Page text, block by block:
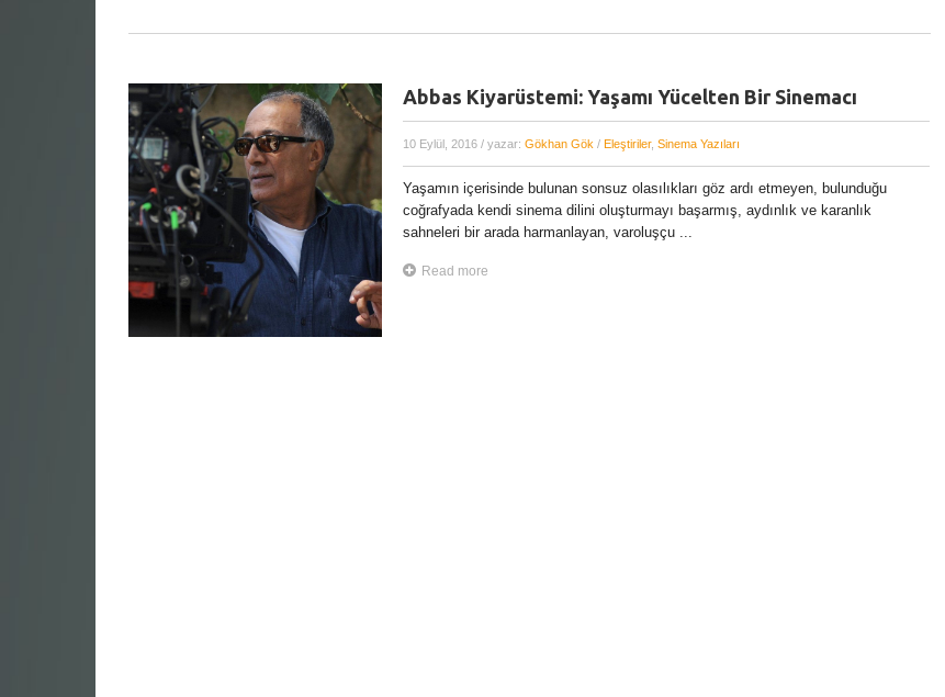
Abbas Kiyarüstemi: Yaşamı Yücelten Bir Sinemacı
10 Eylül, 2016 / yazar: Gökhan Gök / Eleştiriler, Sinema Yazıları
Yaşamın içerisinde bulunan sonsuz olasılıkları göz ardı etmeyen, bulunduğu
coğrafyada kendi sinema dilini oluşturmayı başarmış, aydınlık ve karanlık
sahneleri bir arada harmanlayan, varoluşçu ...
Read more